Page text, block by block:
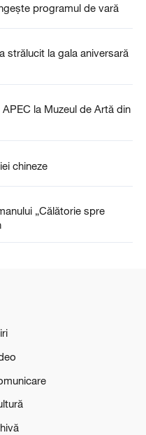
programul de vară
strălucit la gala aniversară
la Muzeul de Artă din
chineze
„Călătorie spre